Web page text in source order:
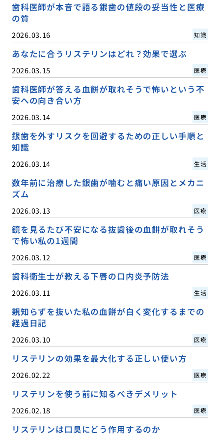
歯科医師が本音で語る銀歯の値段の妥当性と医療
の質
2026.03.16 知識
あなたに合うリステリンはどれ？効果で選ぶ
2026.03.15 医療
歯科医師が答える血餅が取れそうで怖いという不
安への向き合い方
2026.03.14 医療
銀歯を外すリスクを回避するための正しい手順と
知識
2026.03.14 生活
数年前に治療した銀歯が噛むと痛い原因とメカニ
ズム
2026.03.13 医療
鏡を見るたび不安になる抜歯後の血餅が取れそう
で怖い私の1週間
2026.03.12 医療
歯科衛生士が教える下唇の口内炎予防法
2026.03.11 生活
親知らずを抜いた私の血餅が白く変化するまでの
経過日記
2026.03.10 医療
リステリンの効果を最大化する正しい使い方
2026.02.22 医療
リステリンを使う前に知るべきデメリット
2026.02.18 医療
リステリンは口臭にどう作用するのか